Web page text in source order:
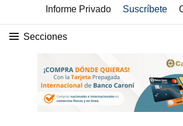
Informe Privado Suscríbete
Secciones